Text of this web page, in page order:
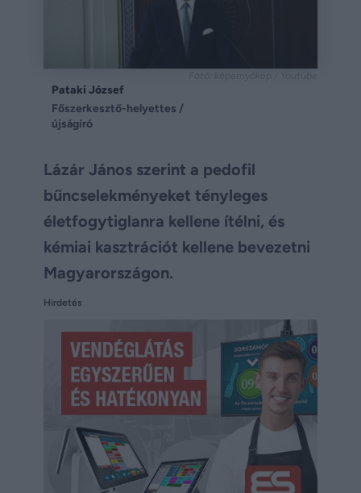
Pataki József
Főszerkesztő-helyettes /
újságíró
Lázár János szerint a pedofil
bűncselekményeket tényleges
életfogytiglanra kellene ítélni, és
kémiai kasztrációt kellene bevezetni
Magyarországon.
Hirdetés